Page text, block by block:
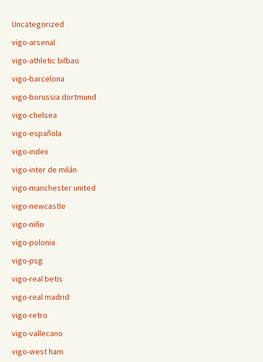
Uncategorized
vigo-arsenal
vigo-athletic bilbao
vigo-barcelona
vigo-borussia dortmund
vigo-chelsea
vigo-española
vigo-index
vigo-inter de milán
vigo-manchester united
vigo-newcastle
vigo-niño
vigo-polonia
vigo-psg
vigo-real betis
vigo-real madrid
vigo-retro
vigo-vallecano
vigo-west ham